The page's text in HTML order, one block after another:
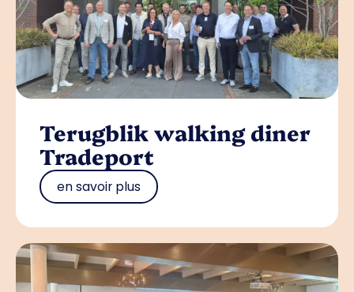
Terugblik walking diner
Tradeport
en savoir plus